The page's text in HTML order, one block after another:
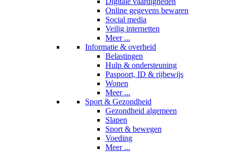
Online gegevens bewaren
Social media
Veilig internetten
Meer ...
Informatie & overheid
Belastingen
Hulp & ondersteuning
Paspoort, ID & rijbewijs
Wonen
Meer ...
Sport & Gezondheid
Gezondheid algemeen
Slapen
Sport & bewegen
Voeding
Meer ...